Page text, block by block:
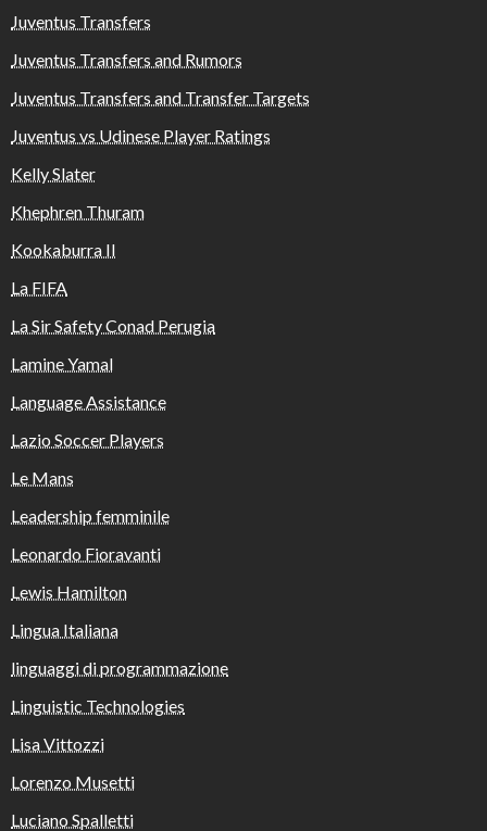
Juventus Transfers
Juventus Transfers and Rumors
Juventus Transfers and Transfer Targets
Juventus vs Udinese Player Ratings
Kelly Slater
Khephren Thuram
Kookaburra II
La FIFA
La Sir Safety Conad Perugia
Lamine Yamal
Language Assistance
Lazio Soccer Players
Le Mans
Leadership femminile
Leonardo Fioravanti
Lewis Hamilton
Lingua Italiana
linguaggi di programmazione
Linguistic Technologies
Lisa Vittozzi
Lorenzo Musetti
Luciano Spalletti